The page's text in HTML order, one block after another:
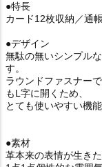
●特長
カード12枚収納／通
●デザイン
無駄の無いシンプル
す。
ラウンドファスナー
もL字に開くため、
とても使いやすい機
●素材
革本来の表情が生き